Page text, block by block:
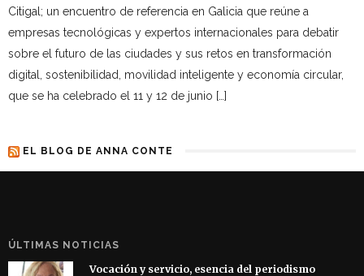
Citigal; un encuentro de referencia en Galicia que reúne a
empresas tecnológicas y expertos internacionales para debatir
sobre el futuro de las ciudades y sus retos en transformación
digital, sostenibilidad, movilidad inteligente y economía circular,
que se ha celebrado el 11 y 12 de junio […]
EL BLOG DE ANNA CONTE
ÚLTIMAS NOTICIAS
Vocación y servicio, esencia del periodismo